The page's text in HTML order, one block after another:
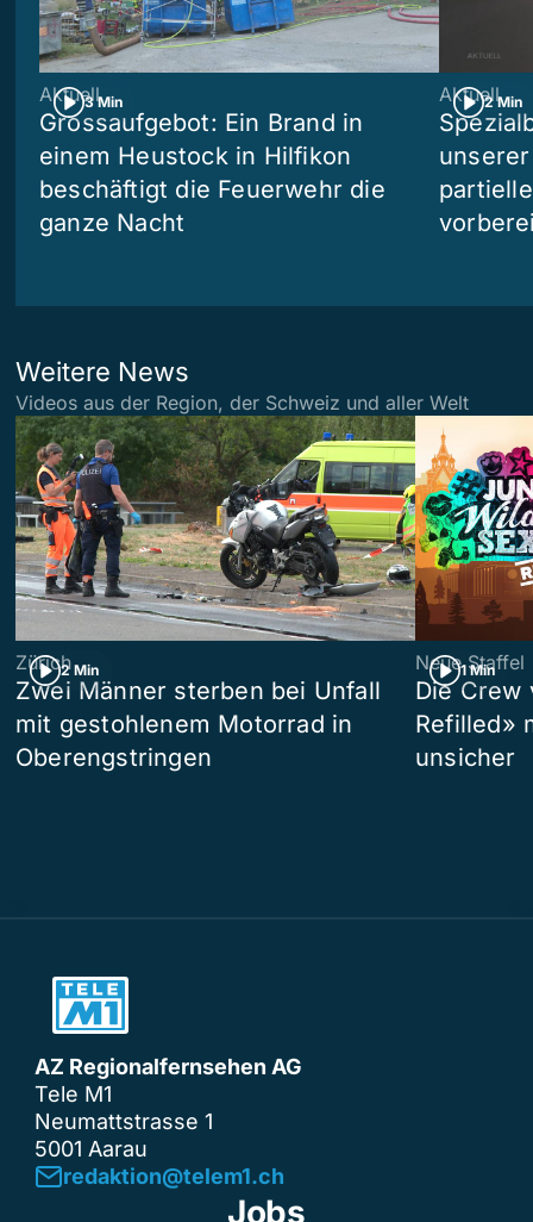
3 Min
Aktuell
Grossaufgebot: Ein Brand in
einem Heustock in Hilfikon
beschäftigt die Feuerwehr die
ganze Nacht
2 Min
Aktuell
Weitere News
Videos aus der Region, der Schweiz und aller Welt
2 Min
Zürich
Zwei Männer sterben bei Unfall
mit gestohlenem Motorrad in
Oberengstringen
1 Min
Neue Staffel
Die Crew
Refilled»
unsicher
AZ Regionalfernsehen AG
Tele M1
Neumattstrasse 1
5001 Aarau
redaktion@telem1.ch
Jobs